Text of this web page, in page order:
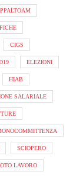
CIGS
ELEZIONI
HIAB
SALARIALE
SCIOPERO
LAVORO